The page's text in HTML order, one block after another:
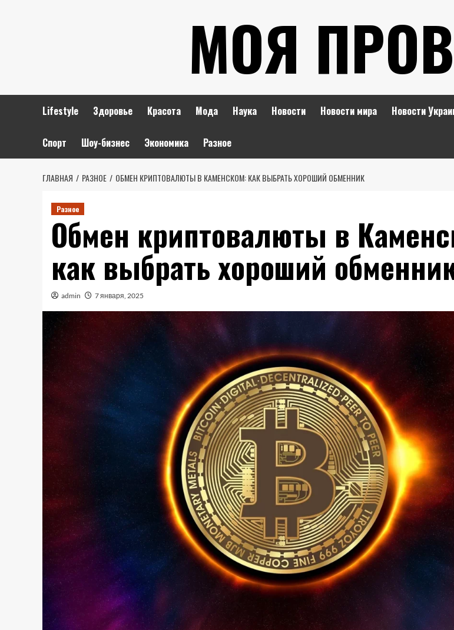
МОЯ
Lifestyle Здоровье Красота Мода Наука Новости Новости мира Новости
Спорт Шоу-бизнес Экономика Разное
ГЛАВНАЯ РАЗНОЕ ОБМЕН КРИПТОВАЛЮТЫ В КАМЕНСКОМ: КАК ВЫБРАТЬ ХОРОШИЙ ОБМЕННИК
Разное
Обмен криптовалюты в
как выбрать хороший
admin 7 января, 2025